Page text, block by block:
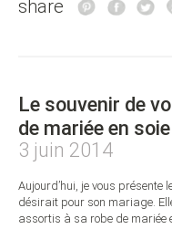
share
Le souvenir de
de mariée en soie
3 juin 2014
Aujourd’hui, je vous
désirait pour son mariage.
assortis à sa robe de mariée